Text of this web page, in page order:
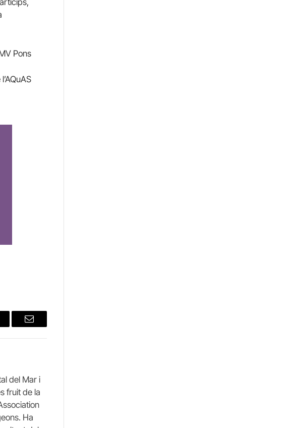
Pons
Email
del Mar i
fruit de la
Ha